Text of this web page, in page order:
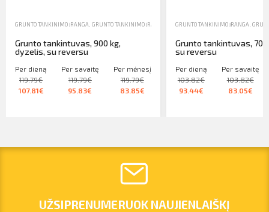
GRUNTO TANKINIMO ĮRANGA GRUNTO TANKINIMO ĮRANGA NUOMA
Grunto tankintuvas, 900 kg,
dyzelis, su reversu
Per dieną
119.79€
107.81€
Per savaitę
119.79€
95.83€
Per mėnesį
119.79€
83.85€
GRUNTO TANKINIMO ĮRANGA
Grunto tankintuvas,
su reversu
Per dieną
103.82€
93.44€
Per savaitę
103.82€
83.05€
UŽSIPRENUMERUOK NAUJIENLAIŠKĮ